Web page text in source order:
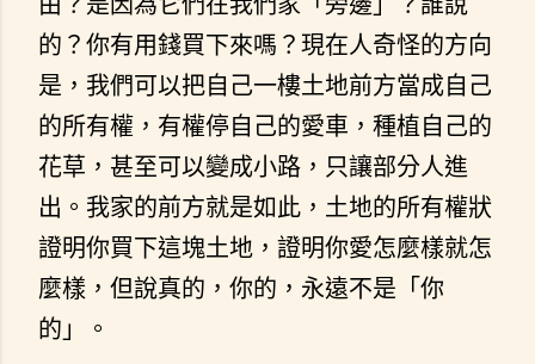
的？你有用錢買下來嗎？現在人奇怪的方向
是，我們可以把自己一樓土地前方當成自己
的所有權，有權停自己的愛車，種植自己的
花草，甚至可以變成小路，只讓部分人進
出。我家的前方就是如此，土地的所有權狀
證明你買下這塊土地，證明你愛怎麼樣就怎
麼樣，但說真的，你的，永遠不是「你
的」。